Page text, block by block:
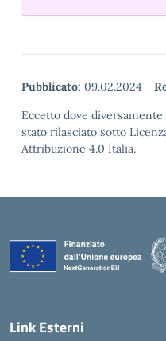
Pubblicato: 09.02.2024 -
Eccetto dove
stato rilasciato sotto
Attribuzione 4.0 Italia.
Link Esterni